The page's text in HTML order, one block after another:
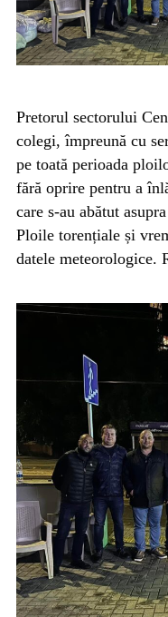
Pretorul sectorului
colegi, împreună cu
pe toată perioada
fără oprire pentru a
care s-au abătut
Ploile torențiale și
datele meteorologice.